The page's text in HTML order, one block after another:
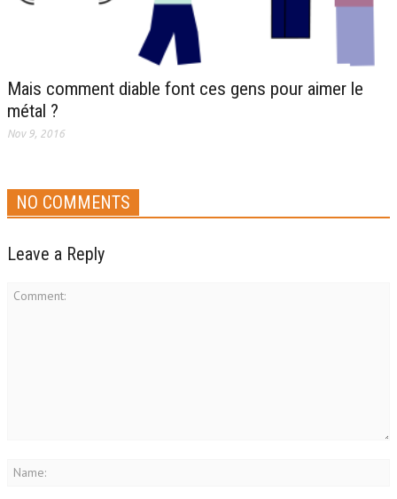
Mais comment diable font ces gens pour aimer le
métal ?
Nov 9, 2016
NO COMMENTS
Leave a Reply